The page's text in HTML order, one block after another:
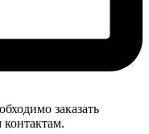
заказать